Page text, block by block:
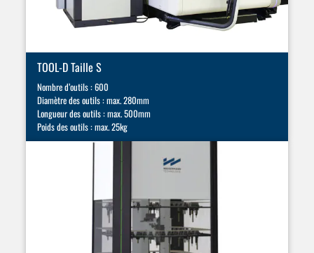
TOOL-D Taille S
Nombre d’outils : 600
Diamètre des outils : max. 280mm
Longueur des outils : max. 500mm
Poids des outils : max. 25kg